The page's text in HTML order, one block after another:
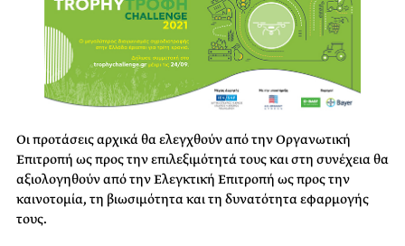
Οι προτάσεις αρχικά θα ελεγχθούν από την Οργανωτική
Επιτροπή ως προς την επιλεξιμότητά τους και στη συνέχεια θα
αξιολογηθούν από την Ελεγκτική Επιτροπή ως προς την
καινοτομία, τη βιωσιμότητα και τη δυνατότητα εφαρμογής
τους.